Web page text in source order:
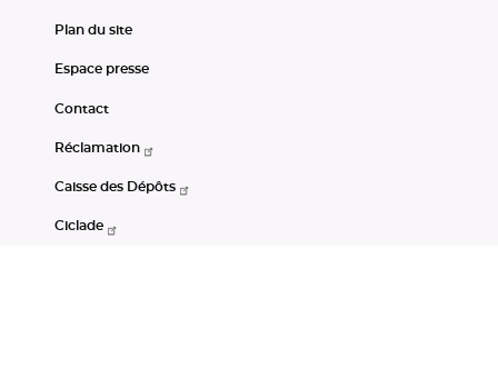
Plan du site
Espace presse
Contact
Réclamation
Caisse des Dépôts
Ciclade